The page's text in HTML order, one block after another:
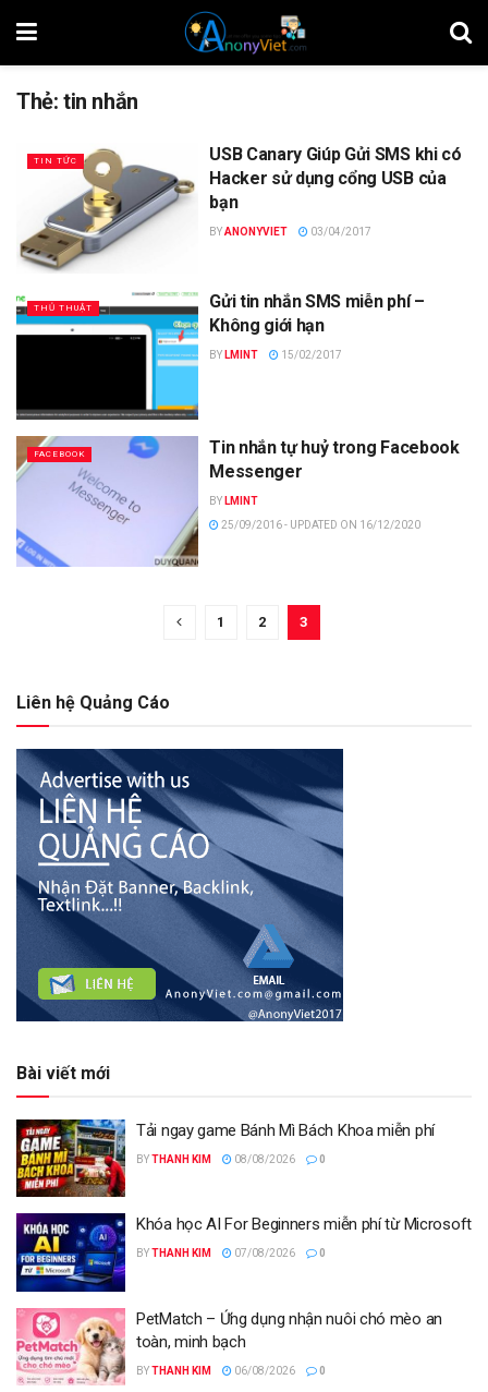
Thẻ:tin nhắn
TIN TỨC
USB Canary Giúp Gửi SMS khi có
Hacker sử dụng cổng USB của
bạn
BYANONYVIET 03/04/2017
THỦ THUẬT
Gửi tin nhắn SMS miễn phí –
Không giới hạn
BY LMINT 15/02/2017
FACEBOOK
Tin nhắn tự huỷ trong Facebook
Messenger
BY LMINT
25/09/2016 - UPDATED ON 16/12/2020
1 2 3
Liên hệ Quảng Cáo
Bài viết mới
Tải ngay game Bánh Mì Bách Khoa miễn phí
BYTHANH KIM 08/08/2026 0
Khóa học AI For Beginners miễn phí từ Microsoft
BYTHANH KIM 07/08/2026 0
PetMatch – Ứng dụng nhận nuôi chó mèo an
toàn, minh bạch
BYTHANH KIM 06/08/2026 0